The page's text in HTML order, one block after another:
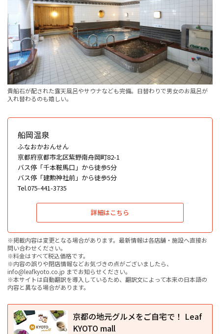
貴船石が配された露天風呂やサウナなども完備。日替わりで男女のお風呂が
入れ替わるのも嬉しい。
船岡温泉
ふなおかおんせん
京都府京都市北区紫野南舟岡町82-1
バス停「千本鞍馬口」から徒歩5分
バス停「建勲神社前」から徒歩5分
Tel.075-441-3735
詳細はこちら
※掲載内容は変更となる場合があります。最新情報は各店舗・施設へ直接お
問い合わせください。
※料金はすべて税込価格です。
※内容の誤りや閉店情報などお気づきの点がございましたら、
info@leafkyoto.co.jp までお知らせください。
※本サイトは自動翻訳を導入しているため、翻訳文によって本来の日本語の
内容と異なる場合があります。
京都の地元グルメをご自宅で！ Leaf
KYOTO mall